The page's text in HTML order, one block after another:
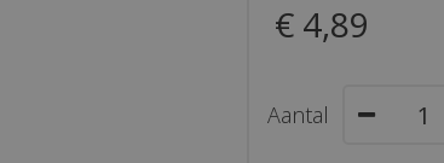
€ 4,89
Aantal